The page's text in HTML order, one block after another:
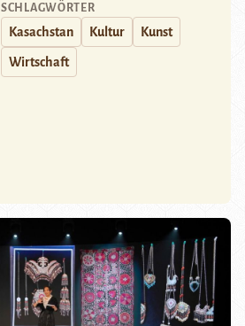
SCHLAGWÖRTER
Kasachstan Kultur Kunst
Wirtschaft